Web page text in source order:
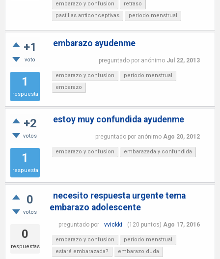
embarazo y confusion
retraso
pastillas anticonceptivas
periodo menstrual
+1
voto
1
respuesta
embarazo ayudenme
preguntado por anónimo Jul 22, 2013
embarazo y confusion
periodo menstrual
embarazo
+2
votos
1
respuesta
estoy muy confundida ayudenme
preguntado por anónimo Ago 20, 2012
embarazo y confusion embarazada y confundida
0
votos
0
respuestas
necesito respuesta urgente tema
embarazo adolescente
preguntado por vvickki (120 puntos) Ago 17, 2016
embarazo y confusion
periodo menstrual
estaré embarazada?
embarazo duda